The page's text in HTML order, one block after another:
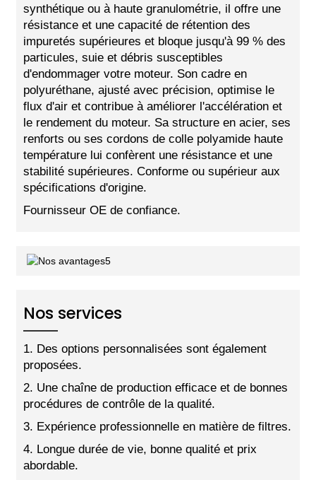
synthétique ou à haute granulométrie, il offre une
résistance et une capacité de rétention des
impuretés supérieures et bloque jusqu'à 99 % des
particules, suie et débris susceptibles
d'endommager votre moteur. Son cadre en
polyuréthane, ajusté avec précision, optimise le
flux d'air et contribue à améliorer l'accélération et
le rendement du moteur. Sa structure en acier, ses
renforts ou ses cordons de colle polyamide haute
température lui confèrent une résistance et une
stabilité supérieures. Conforme ou supérieur aux
spécifications d'origine.
Fournisseur OE de confiance.
Nos services
1. Des options personnalisées sont également
proposées.
2. Une chaîne de production efficace et de bonnes
procédures de contrôle de la qualité.
3. Expérience professionnelle en matière de filtres.
4. Longue durée de vie, bonne qualité et prix
abordable.